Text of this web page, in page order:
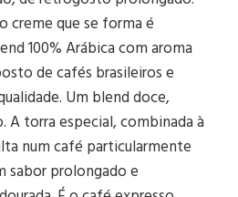
creme que se forma é
100% Arábica com aroma
de cafés brasileiros e
Um blend doce,
A torra especial, combinada à
num café particularmente
sabor prolongado e